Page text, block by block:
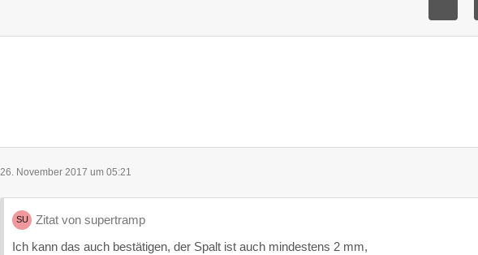
26. November 2017 um 05:21
Zitat von supertramp
Ich kann das auch bestätigen, der Spalt ist auch mindestens 2 mm,